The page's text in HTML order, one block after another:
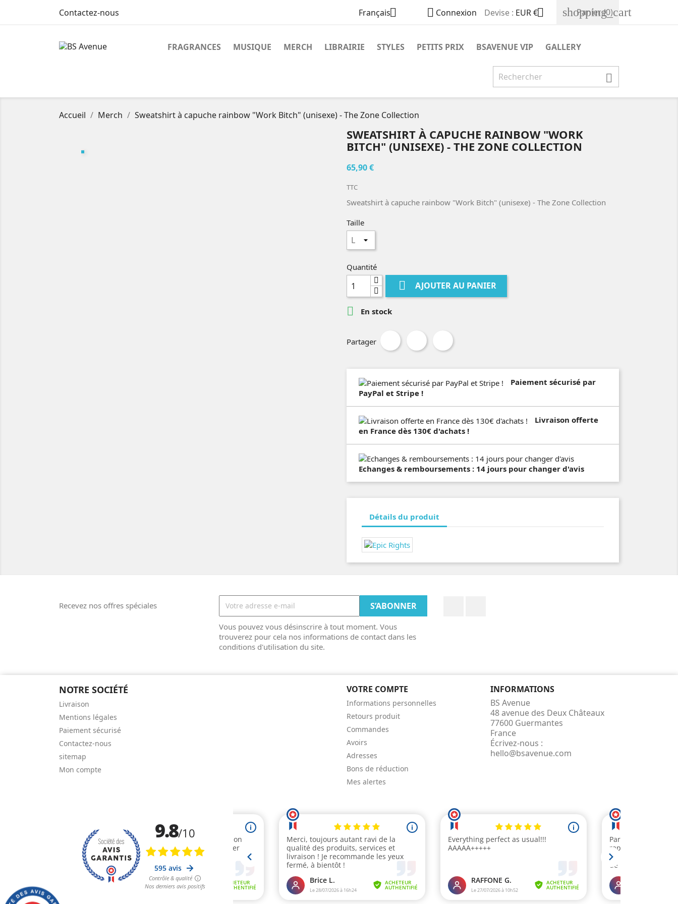
Contactez-nous Français  Connexion Devise : EUR € shopping_cart
Panier(0)
FRAGRANCES MUSIQUE MERCH LIBRAIRIE STYLES PETITS PRIX BSAVENUE VIP GALLERY

Accueil Merch Sweatshirt à capuche rainbow "Work Bitch" (unisexe) - The Zone Collection
SWEATSHIRT À CAPUCHE RAINBOW "WORK
BITCH" (UNISEXE) - THE ZONE COLLECTION
65,90 €
TTC
Sweatshirt à capuche rainbow "Work Bitch" (unisexe) - The Zone Collection
Taille
Quantité
 AJOUTER AU PANIER
 En stock
Partager
Paiement sécurisé par
PayPal et Stripe !
Livraison offerte
en France dès 130€ d'achats !
Echanges & remboursements : 14 jours pour changer d'avis
Détails du produit
Recevez nos offres spéciales
Vous pouvez vous désinscrire à tout moment. Vous
trouverez pour cela nos informations de contact dans les
conditions d'utilisation du site.
NOTRE SOCIÉTÉ
Livraison
Mentions légales
Paiement sécurisé
Contactez-nous
sitemap
Mon compte
VOTRE COMPTE
Informations personnelles
Retours produit
Commandes
Avoirs
Adresses
Bons de réduction
Mes alertes
INFORMATIONS
BS Avenue
48 avenue des Deux Châteaux
77600 Guermantes
France
Écrivez-nous :
hello@bsavenue.com